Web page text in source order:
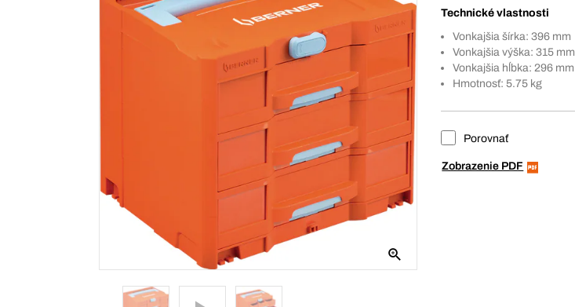
Technické vlastnosti
Vonkajšia šírka: 396 mm
Vonkajšia výška: 315 mm
Vonkajšia hĺbka: 296 mm
Hmotnosť: 5.75 kg
Porovnať
Zobrazenie PDF